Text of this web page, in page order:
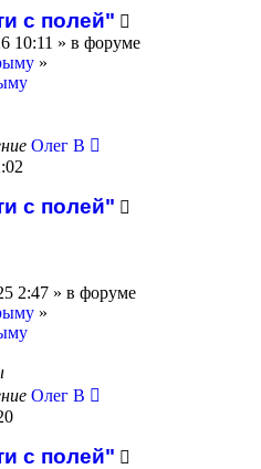
с полей"
10:11 » в форуме
»
Олег В
с полей"
2:47 » в форуме
»
Олег В
с полей"